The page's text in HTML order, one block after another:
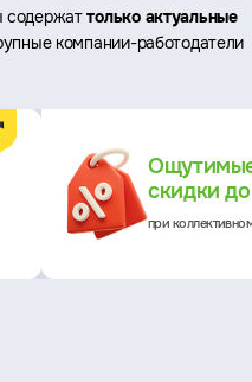
содержаттолько актуальные
компании-работодатели
скидки
при